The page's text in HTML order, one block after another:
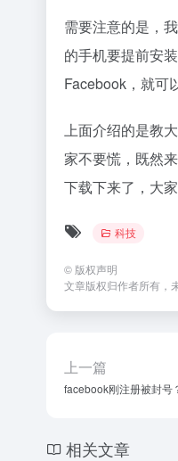
需要注意的是，
的手机要提前安
Facebook，就可
上面介绍的是教
家不要慌，既然
下载下来了，大
科技
© 版权声明
文章版权归作者所有，
上一篇
facebook刚注册被封号
相关文章